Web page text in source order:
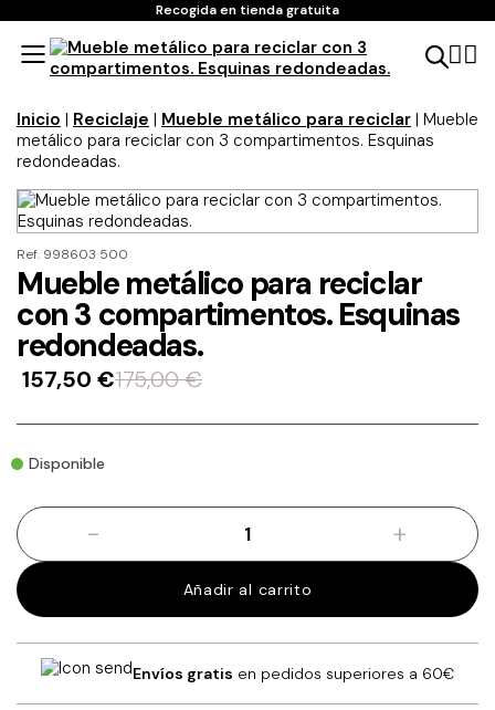
Recogida en tienda gratuita
Inicio | Reciclaje | Mueble metálico para reciclar | Mueble
metálico para reciclar con 3 compartimentos. Esquinas
redondeadas.
Ref. 998603 500
Mueble metálico para reciclar
con 3 compartimentos. Esquinas
redondeadas.
175,00€
157,50 €
Disponible
-
Mueble
metálico
para
reciclar
con
compartimentos.
Esquinas
redondeadas.
+
Añadir al carrito
Envíos gratis en pedidos superiores a 60€